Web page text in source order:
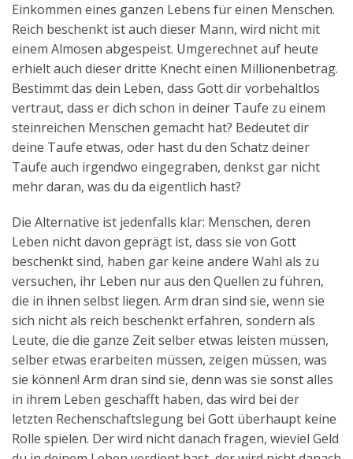
Einkommen eines ganzen Lebens für einen Menschen.
Reich beschenkt ist auch dieser Mann, wird nicht mit
einem Almosen abgespeist. Umgerechnet auf heute
erhielt auch dieser dritte Knecht einen Millionenbetrag.
Bestimmt das dein Leben, dass Gott dir vorbehaltlos
vertraut, dass er dich schon in deiner Taufe zu einem
steinreichen Menschen gemacht hat? Bedeutet dir
deine Taufe etwas, oder hast du den Schatz deiner
Taufe auch irgendwo eingegraben, denkst gar nicht
mehr daran, was du da eigentlich hast?
Die Alternative ist jedenfalls klar: Menschen, deren
Leben nicht davon geprägt ist, dass sie von Gott
beschenkt sind, haben gar keine andere Wahl als zu
versuchen, ihr Leben nur aus den Quellen zu führen,
die in ihnen selbst liegen. Arm dran sind sie, wenn sie
sich nicht als reich beschenkt erfahren, sondern als
Leute, die die ganze Zeit selber etwas leisten müssen,
selber etwas erarbeiten müssen, zeigen müssen, was
sie können! Arm dran sind sie, denn was sie sonst alles
in ihrem Leben geschafft haben, das wird bei der
letzten Rechenschaftslegung bei Gott überhaupt keine
Rolle spielen. Der wird nicht danach fragen, wieviel Geld